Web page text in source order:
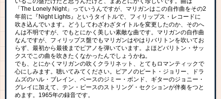
「The Lonely Night」っていうんですが、マリガンはこの自作曲をその2
年前に『Night Lights』というタイトルで、フィリップス・レコードに
吹き込んでいます。どうしてわざわざタイトルを変更したのか、そのへ
んは不明ですが、でもとにかく美しい素敵な曲です。マリガンの自作曲
なんですが、フィリップス盤でもマリガンはやはりバリトンを吹いてお
らず、最初から最後までピアノを弾いています。よほどバリトン・サッ
クスでこの曲を吹きたくなかったんでしょうかね。
でも、とにかくマリガンの吹くクラリネット、とてもロマンティックで
心にしみます。聴いてみてください。ピアノのピート・ジョリー、ドラ
ムズのハル・ブレイン、ベースのジミー・ボンド、ギターのジョニー・
グレイに加えて、テン・ピースのストリング・セクションが伴奏をつと
めます。1965年の録音です。